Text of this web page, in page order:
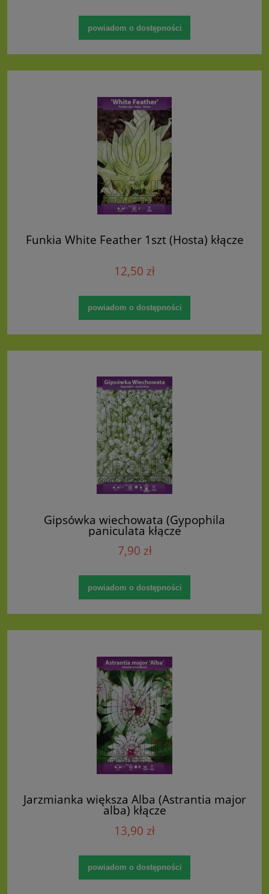
powiadom o dostępności
Funkia White Feather 1szt (Hosta) kłącze
12,50 zł
powiadom o dostępności
Gipsówka wiechowata (Gypophila
paniculata kłącze
7,90 zł
powiadom o dostępności
Jarzmianka większa Alba (Astrantia major
alba) kłącze
13,90 zł
powiadom o dostępności